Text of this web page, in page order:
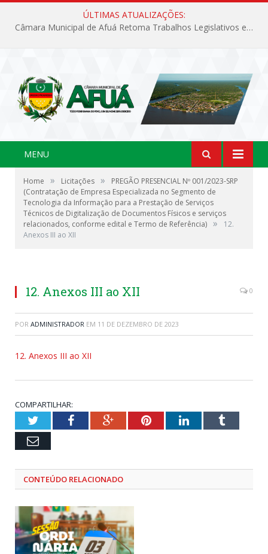
ÚLTIMAS ATUALIZAÇÕES:
Câmara Municipal de Afuá Retoma Trabalhos Legislativos em Sessão Ordinária
MENU
Home » Licitações »
PREGÃO PRESENCIAL Nº 001/2023-SRP
(Contratação de Empresa Especializada no Segmento de
Tecnologia da Informação para a Prestação de Serviços
Técnicos de Digitalização de Documentos Físicos e serviços
relacionados, conforme edital e Termo de Referência) »
12.
Anexos III ao XII
12. Anexos III ao XII 0
POR ADMINISTRADOR EM 11 DE DEZEMBRO DE 2023
12. Anexos III ao XII
COMPARTILHAR:
TwitterFacebookGoogle+PinterestLinkedInTumblr
Email
CONTEÚDO RELACIONADO